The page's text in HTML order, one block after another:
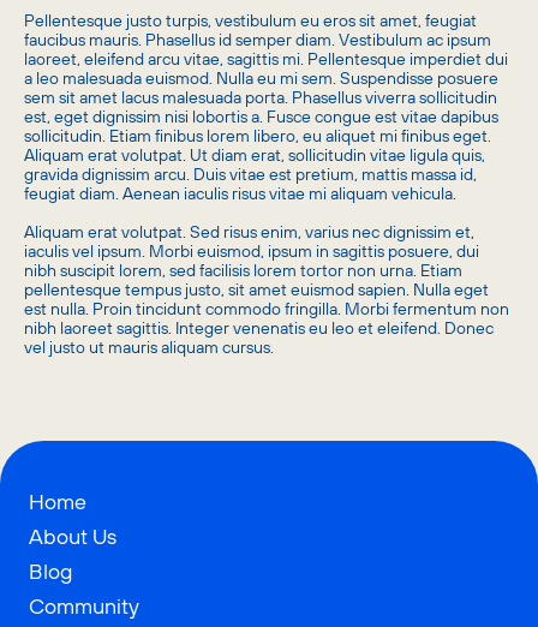
Pellentesque justo turpis, vestibulum eu eros sit amet, feugiat
faucibus mauris. Phasellus id semper diam. Vestibulum ac ipsum
laoreet, eleifend arcu vitae, sagittis mi. Pellentesque imperdiet dui
a leo malesuada euismod. Nulla eu mi sem. Suspendisse posuere
sem sit amet lacus malesuada porta. Phasellus viverra sollicitudin
est, eget dignissim nisi lobortis a. Fusce congue est vitae dapibus
sollicitudin. Etiam finibus lorem libero, eu aliquet mi finibus eget.
Aliquam erat volutpat. Ut diam erat, sollicitudin vitae ligula quis,
gravida dignissim arcu. Duis vitae est pretium, mattis massa id,
feugiat diam. Aenean iaculis risus vitae mi aliquam vehicula.
Aliquam erat volutpat. Sed risus enim, varius nec dignissim et,
iaculis vel ipsum. Morbi euismod, ipsum in sagittis posuere, dui
nibh suscipit lorem, sed facilisis lorem tortor non urna. Etiam
pellentesque tempus justo, sit amet euismod sapien. Nulla eget
est nulla. Proin tincidunt commodo fringilla. Morbi fermentum non
nibh laoreet sagittis. Integer venenatis eu leo et eleifend. Donec
vel justo ut mauris aliquam cursus.
Home
About Us
Blog
Community